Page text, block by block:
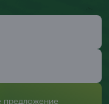
предложение